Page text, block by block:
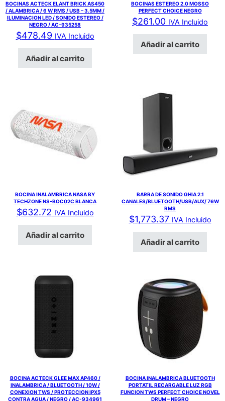
BOCINAS ACTECK ELANT BRICK AS450
/ ALAMBRICA / 6 W RMS / USB – 3.5MM /
ILUMINACION LED / SONIDO ESTEREO /
NEGRO / AC-935258
$478.49 IVA Incluido
Añadir al carrito
BOCINAS ESTEREO 2.0 MOSSO
PERFECT CHOICE NEGRO
$261.00 IVA Incluido
Añadir al carrito
BOCINA INALAMBRICA NASA BY
TECHZONE NS-BOC02C BLANCA
$632.72 IVA Incluido
Añadir al carrito
BARRA DE SONIDO GHIA 2.1
CANALES/BLUETOOTH/USB/AUX/ 76W
RMS
$1,773.37 IVA Incluido
Añadir al carrito
BOCINA ACTECK GLEE MAX AP460 /
INALAMBRICA / BLUETOOTH / 10W /
CONEXION TWS / PROTECCION IPX5
CONTRA AGUA / NEGRO / AC-934961
BOCINA INALAMBRICA BLUETOOTH
PORTATIL RECARGABLE LUZ RGB
FUNCION TWS PERFECT CHOICE NOVEL
DRUM – NEGRO